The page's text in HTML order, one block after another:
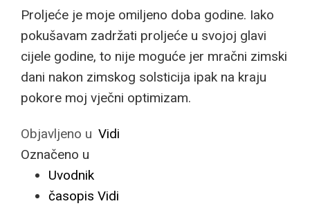
Proljeće je moje omiljeno doba godine. Iako
pokušavam zadržati proljeće u svojoj glavi
cijele godine, to nije moguće jer mračni zimski
dani nakon zimskog solsticija ipak na kraju
pokore moj vječni optimizam.
Objavljeno u Vidi
Označeno u
Uvodnik
časopis Vidi